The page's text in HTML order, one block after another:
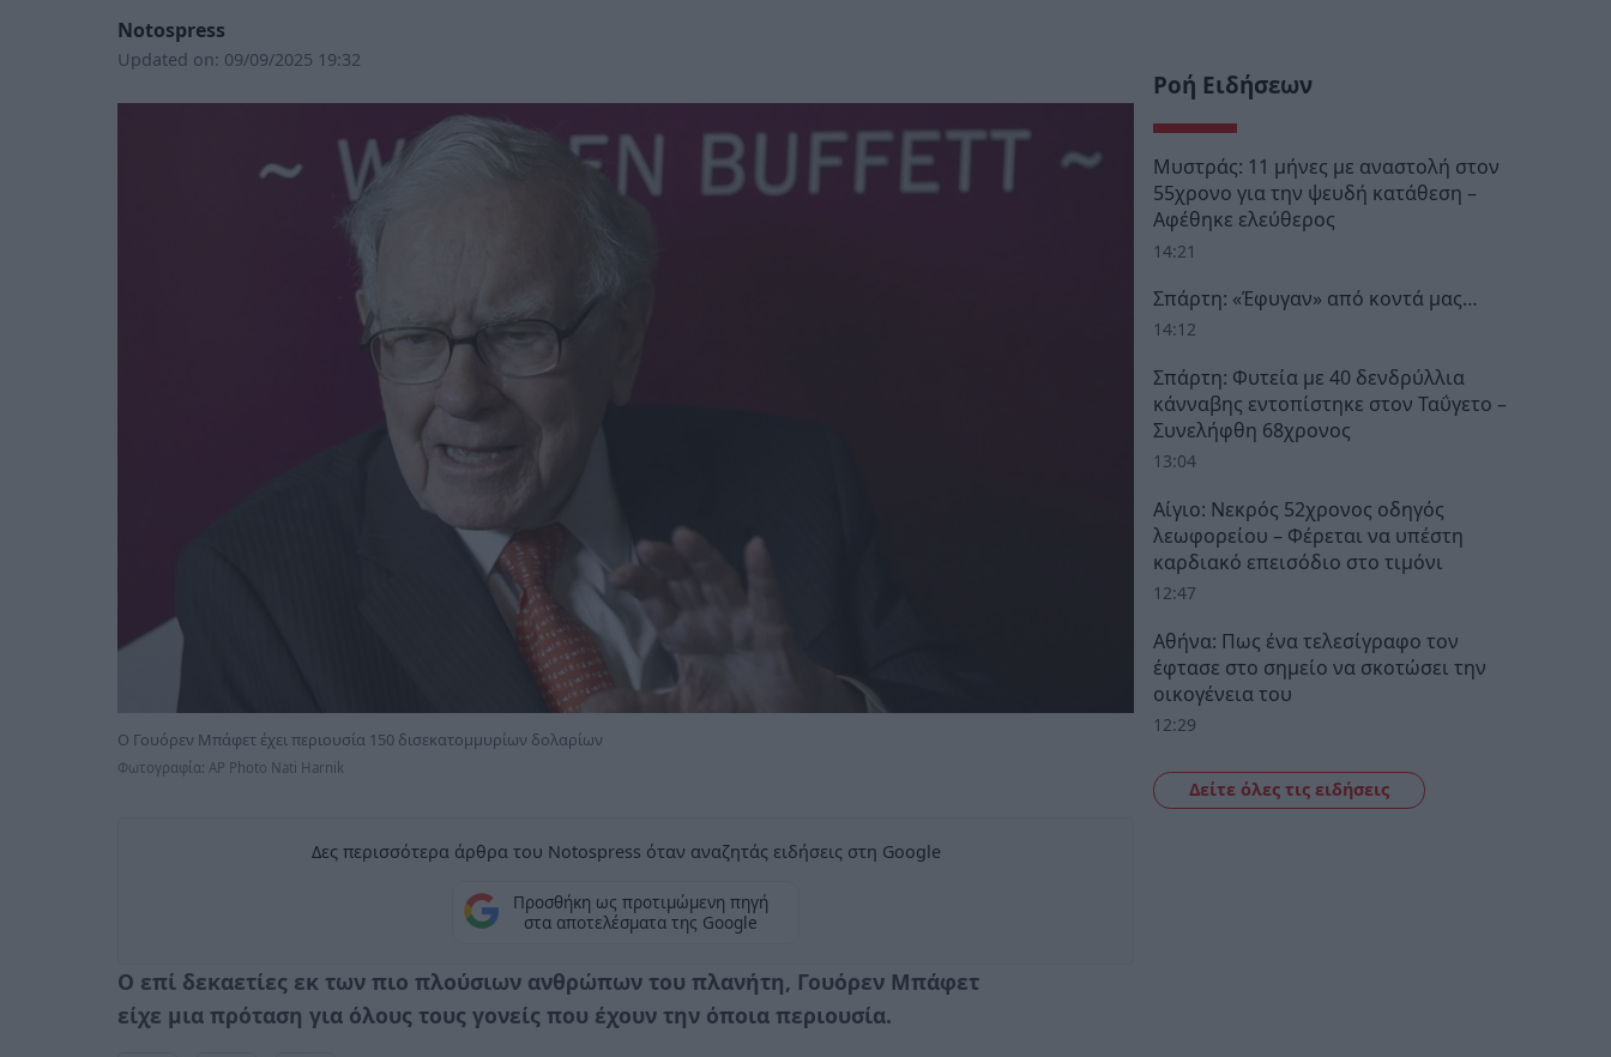
Notospress
Updated on: 09/09/2025 19:32
Ο Γουόρεν Μπάφετ έχει περιουσία 150 δισεκατομμυρίων δολαρίων
Φωτογραφία: AP Photo Nati Harnik
Δες περισσότερα άρθρα του Notospress όταν αναζητάς ειδήσεις στη Google
Προσθήκη ως προτιμώμενη πηγή
στα αποτελέσματα της Google
Ο επί δεκαετίες εκ των πιο πλούσιων ανθρώπων του πλανήτη, Γουόρεν Μπάφετ
είχε μια πρόταση για όλους τους γονείς που έχουν την όποια περιουσία.
Ροή Ειδήσεων
Μυστράς: 11 μήνες με αναστολή στον
55χρονο για την ψευδή κατάθεση –
Αφέθηκε ελεύθερος
14:21
Σπάρτη: «Έφυγαν» από κοντά μας…
14:12
Σπάρτη: Φυτεία με 40 δενδρύλλια
κάνναβης εντοπίστηκε στον Ταΰγετο –
Συνελήφθη 68χρονος
13:04
Αίγιο: Νεκρός 52χρονος οδηγός
λεωφορείου – Φέρεται να υπέστη
καρδιακό επεισόδιο στο τιμόνι
12:47
Αθήνα: Πως ένα τελεσίγραφο τον
έφτασε στο σημείο να σκοτώσει την
οικογένεια του
12:29
Δείτε όλες τις ειδήσεις